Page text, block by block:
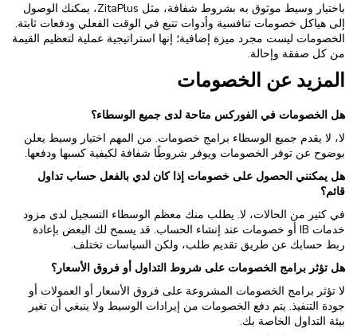
باختيار وسيط موثوق به بشروط شفافة، مثل ZitaPlus، يمكنك الوصول
إلى هياكل خصومات تنافسية وأدوات تتبع في الوقت الفعلي ودفعات ثابتة.
الخصومات ليست مجرد ميزة إضافية؛ إنها استراتيجية عملية لتعظيم القيمة
من كل صفقة وإحالة.
المزيد عن الخصومات
هل الخصومات في الفوركس متاحة لدى جميع الوسطاء؟
لا، لا يقدم جميع الوسطاء برامج خصومات. من المهم اختيار وسيط يعلن
بوضوح عن توفر الخصومات ويوفر شروطًا شفافة لكيفية كسبها ودفعها.
هل يمكنني الحصول على خصومات إذا كان لدي بالفعل حساب تداول
قائم؟
في كثير من الحالات، لا. يطلب منك معظم الوسطاء التسجيل لدى مزود
خدمات IB أو خصومات عند إنشاء الحساب. قد يسمح لك البعض بإعادة
ربط حسابك عن طريق تقديم طلب، ولكن السياسات تختلف.
هل تؤثر برامج الخصومات على شروط التداول أو فروق الأسعار؟
لا تؤثر برامج الخصومات المشروعة على فروق الأسعار أو العمولات أو
جودة التنفيذ. يتم دفع الخصومات من إيرادات الوسيط ولا ينبغي أن تغير
بيئة التداول الخاصة بك.